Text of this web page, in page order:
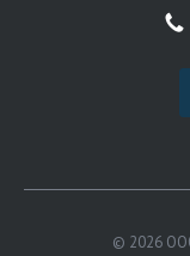
© 2026